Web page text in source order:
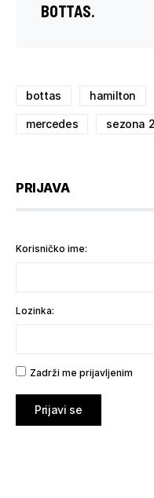
BOTTAS.
bottas hamilton
mercedes sezona
PRIJAVA
Korisničko ime:
Lozinka:
Zadrži me prijavljenim
Prijavi se